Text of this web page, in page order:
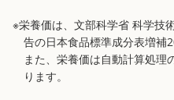
※栄養価は、文部科学省 科学技
告の日本食品標準成分表増補
また、栄養価は自動計算処理
ります。